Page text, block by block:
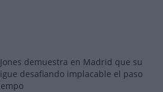
demuestra en Madrid que su
desafiando implacable el paso